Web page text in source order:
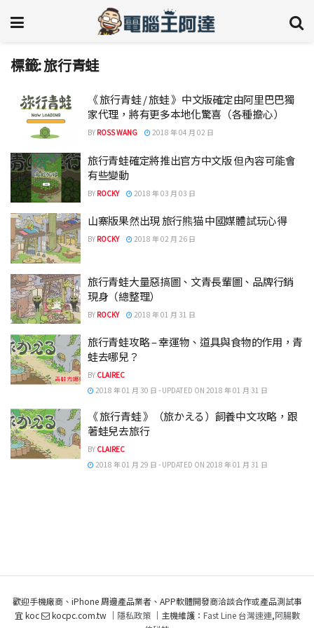
標籤:旅行青蛙
《 旅行青蛙 / 旅蛙 》中文版確定由阿里巴巴獨
家代理，將有更多本地化驚喜（各種擔心）
BY ROSS WANG 2018 年 04 月 02 日
旅行青蛙確定將推出官方中文版 但內容可能會
有些變動
BY ROCKY 2018 年 03 月 03 日
山寨版果然出現 旅行熊猫 中國媒體試玩心得
BY ROCKY 2018 年 02 月 26 日
旅行青蛙大量惡搞圖、文青長輩圖、品牌行銷
現身（總整理）
BY ROCKY 2018 年 01 月 31 日
旅行青蛙攻略 – 幸運物、道具與食物的作用，青
蛙去哪兒？
BY CLAIREC
2018 年 01 月 30 日 - UPDATED ON 2018 年 01 月 31 日
《 旅行青蛙 》（旅かえる）飼養中文攻略，跟
著蛙兒去旅行
BY CLAIREC
2018 年 01 月 29 日 - UPDATED ON 2018 年 01 月 31 日
歡迎手機廠商、iPhone 周邊產品業者、APP軟體開發商洽談合作或產品測試事
宜 koc
kocpc.com.tw ｜ 隱私政策｜主機維護： Fast Line 台灣速連,阿腸數